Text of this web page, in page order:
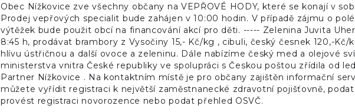
Obec Nížkovice zve všechny občany na VEPŘOVÉ HODY, které se konají v
Prodej vepřových specialit bude zahájen v 10:00 hodin. V případě zájmu o
výtěžek bude použit obcí na financování akcí pro děti. ----- Zelenina Juvita
8:45 h, prodávat brambory z Vysočiny 15,- Kč/kg , cibuli, český česnek 120,-
hlívu ústřičnou a další ovoce a zeleninu. Dále nabízíme český med a olejové
ministerstva vnitra České republiky ve spolupráci s Českou poštou zřídila od
Partner Nížkovice . Na kontaktním místě je pro občany zajištěn informační
můžete vyřídit registraci k největší zaměstnanecké zdravotní pojišťovně,
provést registraci novorozence nebo podat přehled OSVČ.